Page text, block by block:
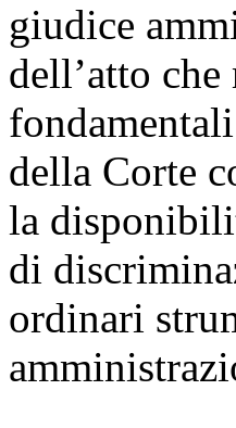
giudice
dell’atto
della Corte
la
di
ordinari